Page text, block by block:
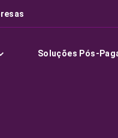
Soluções Pós-